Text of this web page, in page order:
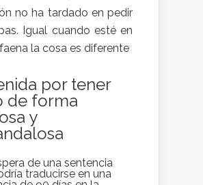
no ha tardado en pedir
Igual cuando esté en
la cosa es diferente
por tener
de forma
y
de una sentencia
traducirse en una